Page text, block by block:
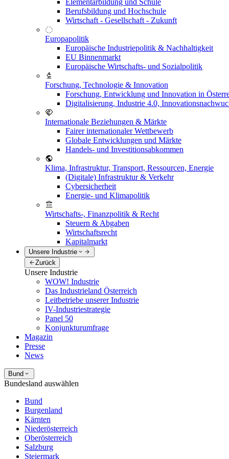
Elementarbildung und Schule
Berufsbildung und Hochschule
Wirtschaft - Gesellschaft - Zukunft
Europapolitik
Europäische Industriepolitik & Nachhaltigkeit
EU Binnenmarkt
Europäische Wirtschafts- und Sozialpolitik
Forschung, Technologie & Innovation
Forschung, Entwicklung und Innovation in
Digitalisierung, Industrie 4.0,
Internationale Beziehungen & Märkte
Fairer internationaler Wettbewerb
Globale Entwicklungen und Märkte
Handels- und Investitionsabkommen
Klima, Infrastruktur, Transport, Ressourcen, Energie
(Digitale) Infrastruktur & Verkehr
Cybersicherheit
Energie- und Klimapolitik
Wirtschafts-, Finanzpolitik & Recht
Steuern & Abgaben
Wirtschaftsrecht
Kapitalmarkt
Unsere Industrie
Zurück
Unsere Industrie
WOW! Industrie
Das Industrieland Österreich
Leitbetriebe unserer Industrie
IV-Industriestrategie
Panel 50
Konjunkturumfrage
Magazin
Presse
News
Bund
Bundesland auswählen
Bund
Burgenland
Kärnten
Niederösterreich
Oberösterreich
Salzburg
Steiermark